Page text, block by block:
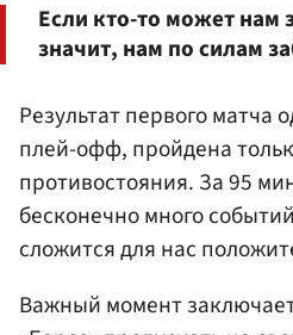
Если кто-то может нам
значит, нам по силам
Результат первого матча
плей-офф, пройдена
противостояния. За 95
бесконечно много
сложится для нас
Важный момент